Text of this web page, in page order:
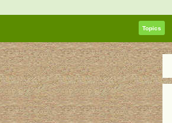
Topics